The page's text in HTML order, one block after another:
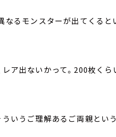
なるモンスターが出てくると
ア出ないかって。200枚くら
いうご理解あるご両親という